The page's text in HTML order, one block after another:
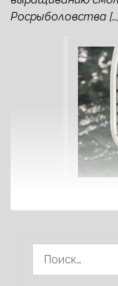
Росрыболовства